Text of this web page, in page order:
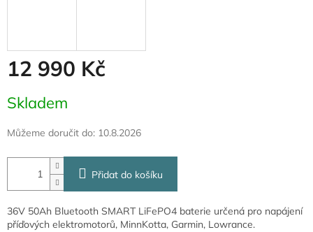
12 990 Kč
cena:
Skladem
Můžeme doručit do: 10.8.2026
Přidat do košíku
36V 50Ah Bluetooth SMART LiFePO4 baterie určená pro napájení
příďových elektromotorů, MinnKotta, Garmin, Lowrance.